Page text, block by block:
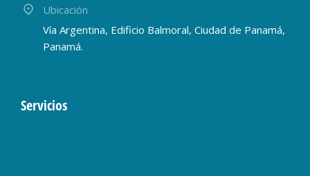
Ubicación
Vía Argentina, Edificio Balmoral, Ciudad de Panamá,
Panamá.
Servicios